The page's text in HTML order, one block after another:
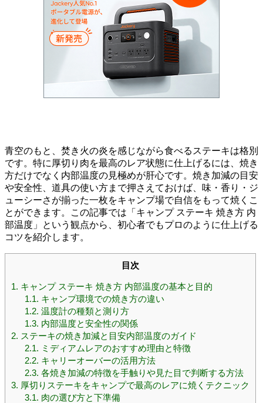
青空のもと、焚き火の炎を感じながら食べるステーキは格別
です。特に厚切り肉を最高のレア状態に仕上げるには、焼き
方だけでなく内部温度の見極めが肝心です。焼き加減の目安
や安全性、道具の使い方まで押さえておけば、味・香り・ジ
ューシーさが揃った一枚をキャンプ場で自信をもって焼くこ
とができます。この記事では「キャンプ ステーキ 焼き方 内
部温度」という観点から、初心者でもプロのように仕上げる
コツを紹介します。
目次
1. キャンプ ステーキ 焼き方 内部温度の基本と目的
1.1. キャンプ環境での焼き方の違い
1.2. 温度計の種類と測り方
1.3. 内部温度と安全性の関係
2. ステーキの焼き加減と目安内部温度のガイド
2.1. ミディアムレアのおすすめ理由と特徴
2.2. キャリーオーバーの活用方法
2.3. 各焼き加減の特徴を手触りや見た目で判断する方法
3. 厚切りステーキをキャンプで最高のレアに焼くテクニック
3.1. 肉の選び方と下準備